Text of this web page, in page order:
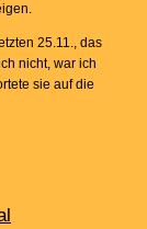
25.11., das
nicht, war ich
sie auf die